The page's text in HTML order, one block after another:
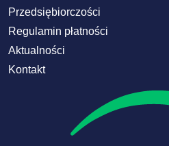
Przedsiębiorczości
Regulamin płatności
Aktualności
Kontakt